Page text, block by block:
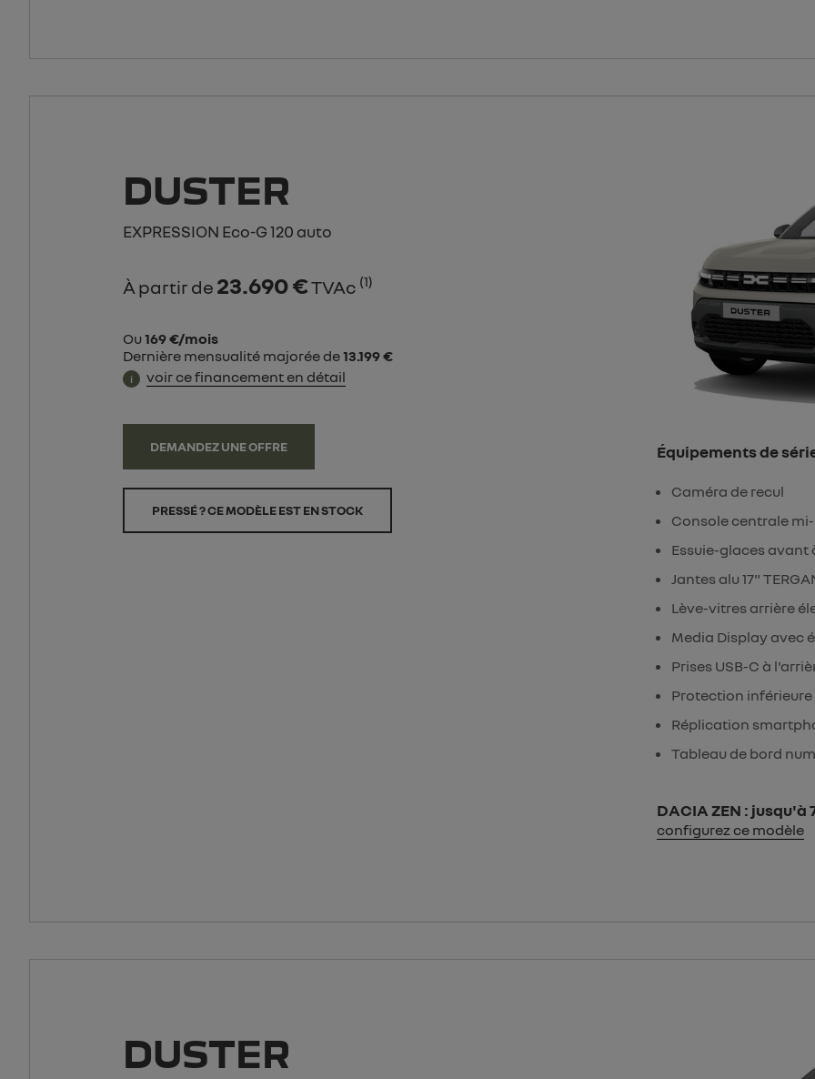
DUSTER
EXPRESSION Eco-G 120 auto
À partir de 23.690 €TVAc (1)
Ou169 €/mois
Dernière mensualité majorée de13.199 €
i voir ce financement en détail
DEMANDEZ UNE OFFRE
PRESSÉ ? CE MODÈLE EST EN STOCK
Équipements de
Caméra de recul
Console centrale
Essuie-glaces avant
Jantes alu 17"
Lève-vitres arrière
Media Display avec
Prises USB-C à
Protection
Réplication
Tableau de bord
DACIA ZEN :
configurez ce modèle
DUSTER